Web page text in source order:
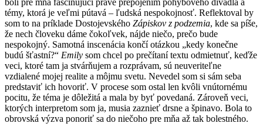
boli pre mňa fascinujúci práve prepojením pohybového divadla a
témy, ktorá je veľmi pútavá – ľudská nespokojnosť. Reflektoval by
som to na príklade Dostojevského Zápiskov z podzemia, kde sa píše,
že nech človeku dáme čokoľvek, nájde niečo, prečo bude
nespokojný. Samotná inscenácia končí otázkou „kedy konečne
budú šťastní?“ Emily som chcel po prečítaní textu odmietnuť, keďže
veci, ktoré tam ja stvárňujem a rozprávam, sú neuveriteľne
vzdialené mojej realite a môjmu svetu. Nevedel som si sám seba
predstaviť ich hovoriť. V procese som ostal len kvôli vnútornému
pocitu, že téma je dôležitá a mala by byť povedaná. Zároveň veci,
ktorých interpretom som ja, musia zaznieť drsne a špinavo. Bola to
obrovská výzva ponoriť sa do niečoho pre mňa až tak bolestného.